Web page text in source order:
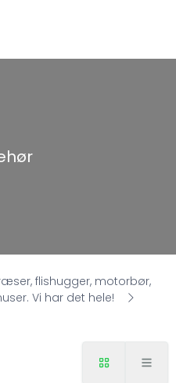
flishugger, motorbør,
Vi har det hele!